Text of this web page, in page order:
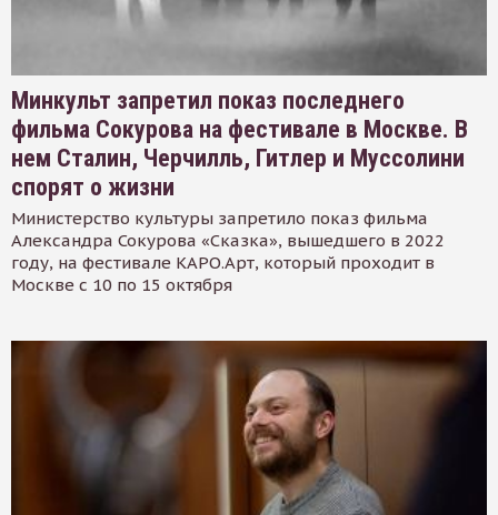
Минкульт запретил показ последнего
фильма Сокурова на фестивале в Москве. В
нем Сталин, Черчилль, Гитлер и Муссолини
спорят о жизни
Министерство культуры запретило показ фильма
Александра Сокурова «Сказка», вышедшего в 2022
году, на фестивале КАРО.Арт, который проходит в
Москве с 10 по 15 октября